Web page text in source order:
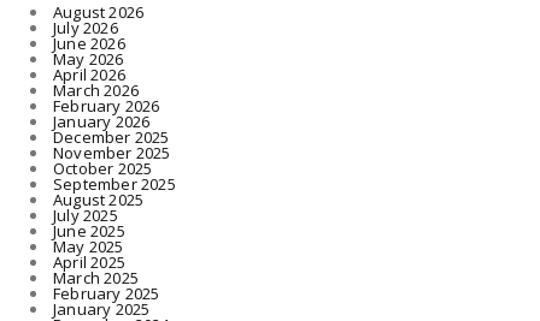
August 2026
July 2026
June 2026
May 2026
April 2026
March 2026
February 2026
January 2026
December 2025
November 2025
October 2025
September 2025
August 2025
July 2025
June 2025
May 2025
April 2025
March 2025
February 2025
January 2025